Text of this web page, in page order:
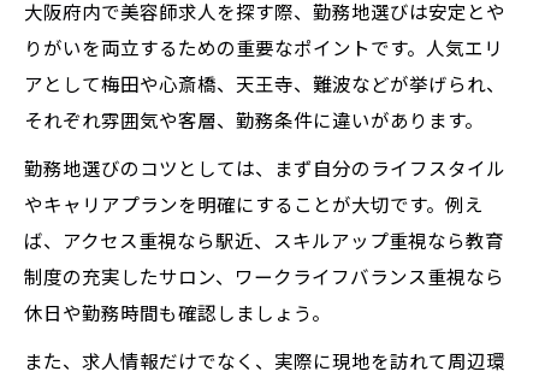
大阪府内で美容師求人を探す際、勤務地選びは安定とや
りがいを両立するための重要なポイントです。人気エリ
アとして梅田や心斎橋、天王寺、難波などが挙げられ、
それぞれ雰囲気や客層、勤務条件に違いがあります。
勤務地選びのコツとしては、まず自分のライフスタイル
やキャリアプランを明確にすることが大切です。例え
ば、アクセス重視なら駅近、スキルアップ重視なら教育
制度の充実したサロン、ワークライフバランス重視なら
休日や勤務時間も確認しましょう。
また、求人情報だけでなく、実際に現地を訪れて周辺環